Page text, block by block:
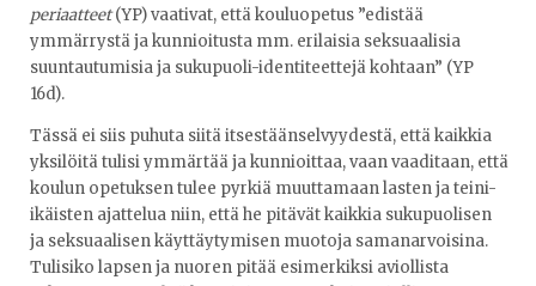
periaatteet(YP) vaativat, että kouluopetus ”edistää
ymmärrystä ja kunnioitusta mm. erilaisia seksuaalisia
suuntautumisia ja sukupuoli-identiteettejä kohtaan” (YP
16d).
Tässä ei siis puhuta siitä itsestäänselvyydestä, että kaikkia
yksilöitä tulisi ymmärtää ja kunnioittaa, vaan vaaditaan, että
koulun opetuksen tulee pyrkiä muuttamaan lasten ja teini-
ikäisten ajattelua niin, että he pitävät kaikkia sukupuolisen
ja seksuaalisen käyttäytymisen muotoja samanarvoisina.
Tulisiko lapsen ja nuoren pitää esimerkiksi aviollista